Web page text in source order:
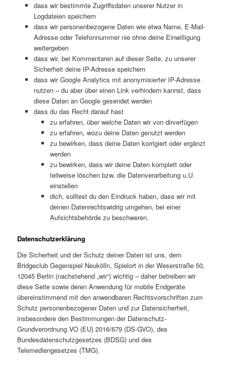
dass wir bestimmte Zugriffsdaten unserer Nutzer in
Logdateien speichern
dass wir personenbezogene Daten wie etwa Name, E-Mail-
Adresse oder Telefonnummer nie ohne deine Einwilligung
weitergeben
dass wir, bei Kommentaren auf dieser Seite, zu unserer
Sicherheit deine IP-Adresse speichern
dass wir Google Analytics mit anonymisierter IP-Adresse
nutzen – du aber über einen Link verhindern kannst, dass
diese Daten an Google gesendet werden
dass du das Recht darauf hast
zu erfahren, über welche Daten wir von dirverfügen
zu erfahren, wozu deine Daten genutzt werden
zu bewirken, dass deine Daten korrigiert oder ergänzt
werden
zu bewirken, dass wir deine Daten komplett oder
teilweise löschen bzw. die Datenverarbeitung u.U.
einstellen
dich, solltest du den Eindruck haben, dass wir mit
deinen Datenrechtswidrig umgehen, bei einer
Aufsichtsbehörde zu beschweren.
Datenschutzerklärung
Die Sicherheit und der Schutz deiner Daten ist uns, dem
Bridgeclub Gegenspiel Neukölln, Spielort in der Weserstraße 50,
12045 Berlin (nachstehend „wir“) wichtig – daher betreiben wir
diese Seite sowie deren Anwendung für mobile Endgeräte
übereinstimmend mit den anwendbaren Rechtsvorschriften zum
Schutz personenbezogener Daten und zur Datensicherheit,
insbesondere den Bestimmungen der Datenschutz-
Grundverordnung VO (EU) 2016/679 (DS-GVO), des
Bundesdatenschutzgesetzes (BDSG) und des
Telemediengesetzes (TMG).